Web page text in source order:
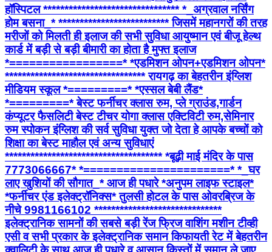
हॉस्पिटल ******************************** *_अग्रवाल नर्सिंग
होम बसना_* ************************** जिसमें महानगरों की तरह
मरीजों को मिलती ही इलाज की सभी सुविधा आयुष्मान एवं बीजू हेल्थ
कार्ड में बड़ी से बड़ी बीमारी का होता है मुफ्त इलाज
*=================* *एडमिशन ओपन+एडमिशन ओपन*
********************************* रायगढ़ का बेहतरीन इंग्लिश
मीडियम स्कूल *=========* *एस्सल बेबी लैंड*
*=========* बेस्ट फर्नीचर क्लास रुम, प्ले ग्राउंड,गार्डन
कंप्यूटर फैसलिटी बेस्ट टीचर योगा क्लास एक्टिविटी रुम,सेमिनार
रुम स्पोकन इंग्लिश की सर्व सुविधा युक्त जो देता हे आपके बच्चों को
शिक्षा का बेस्ट माहौल एवं अन्य सुविधाएं
************************************* *बूढ़ी माई मंदिर के पास
7773066667* *======================* *_घर
लाए खुशियों की सौगात_* आज ही पधारे *अनुपम लाइफ स्टाइल*
*फर्नीचर एंड इलेक्ट्रॉनिक्स* तुलसी होटल के पास ओवरब्रिज के
नीचे 9981166102 ******************************
इलेक्ट्रानिक सामनों की सबसे बड़ी रेंज फ्रिज वाशिंग मशीन टीव्ही
एसी व सभी प्रकार के इलेक्ट्रानिक समान किफायती रेट में बेहतरीन